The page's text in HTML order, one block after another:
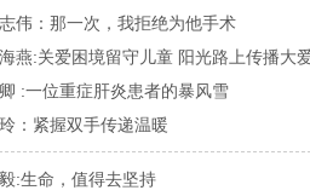
伟：那一次，我拒绝为他手术
燕:关爱困境留守儿童 阳光路上传播大
:一位重症肝炎患者的暴风雪
：紧握双手传递温暖
:生命，值得去坚持